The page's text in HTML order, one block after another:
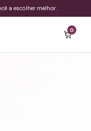
a escolher melhor.
0